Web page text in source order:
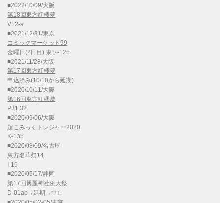
■2022/10/09/大阪
第18回東方紅楼夢
V12-a
■2021/12/31/東京
コミックマーケット99
金曜日(2日目) 東ソ-12b
■2021/11/28/大阪
第17回東方紅楼夢
申込済み(10/10から延期)
■2020/10/11/大阪
第16回東方紅楼夢
P31,32
■2020/09/06/大阪
超こみっくトレジャー2020
K-13b
■2020/08/09/名古屋
東方名華祭14
I-19
■2020/05/17/静岡
第17回博麗神社例大祭
D-01ab→延期→中止